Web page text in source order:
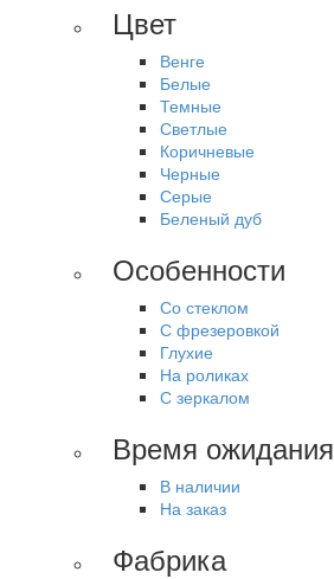
Цвет
Венге
Белые
Темные
Светлые
Коричневые
Черные
Серые
Беленый дуб
Особенности
Со стеклом
С фрезеровкой
Глухие
На роликах
С зеркалом
Время ожидания
В наличии
На заказ
Фабрика